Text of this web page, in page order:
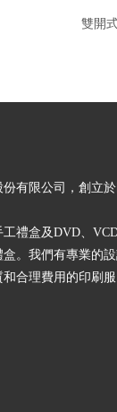
雙開
有限公司，創立
禮盒及DVD、VCD
。我們有專業的
合理費用的印刷服